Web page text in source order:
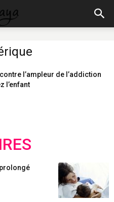
l’ampleur de l’addiction
l’enfant